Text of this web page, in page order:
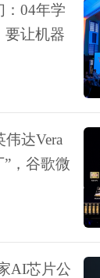
：04年学
要让机器
达Vera
，谷歌微
AI芯片公